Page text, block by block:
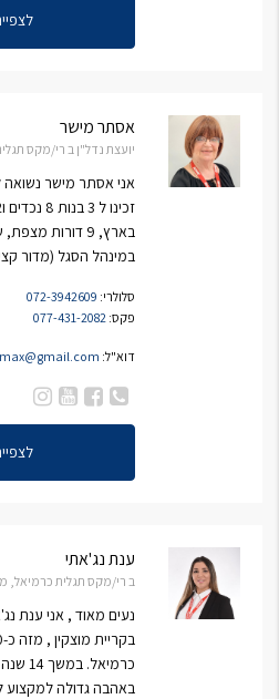
אסתר מישר
יועצת נדל"ן ב רי/מקס
בארץ, 9 דורות
במינהל הסגל (מדור
סלולרי: 072-3942609
פקס: 077-431-2082
דוא"ל:
ענת נג'אתי
ב רי/מקס תגלית כרמיאל,
באהבה גדולה למקצוע